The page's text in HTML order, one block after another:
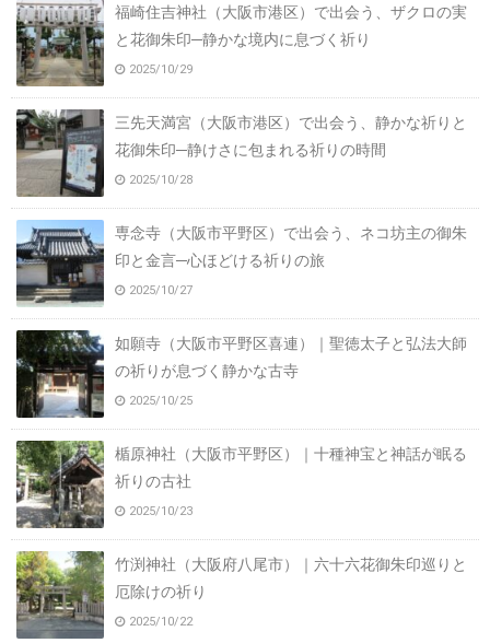
福崎住吉神社（大阪市港区）で出会う、ザクロの実
と花御朱印─静かな境内に息づく祈り
2025/10/29
三先天満宮（大阪市港区）で出会う、静かな祈りと
花御朱印─静けさに包まれる祈りの時間
2025/10/28
専念寺（大阪市平野区）で出会う、ネコ坊主の御朱
印と金言─心ほどける祈りの旅
2025/10/27
如願寺（大阪市平野区喜連）｜聖徳太子と弘法大師
の祈りが息づく静かな古寺
2025/10/25
楯原神社（大阪市平野区）｜十種神宝と神話が眠る
祈りの古社
2025/10/23
竹渕神社（大阪府八尾市）｜六十六花御朱印巡りと
厄除けの祈り
2025/10/22